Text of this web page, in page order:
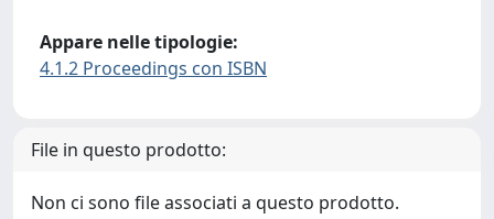
Appare nelle tipologie:
4.1.2 Proceedings con ISBN
File in questo prodotto:
Non ci sono file associati a questo prodotto.